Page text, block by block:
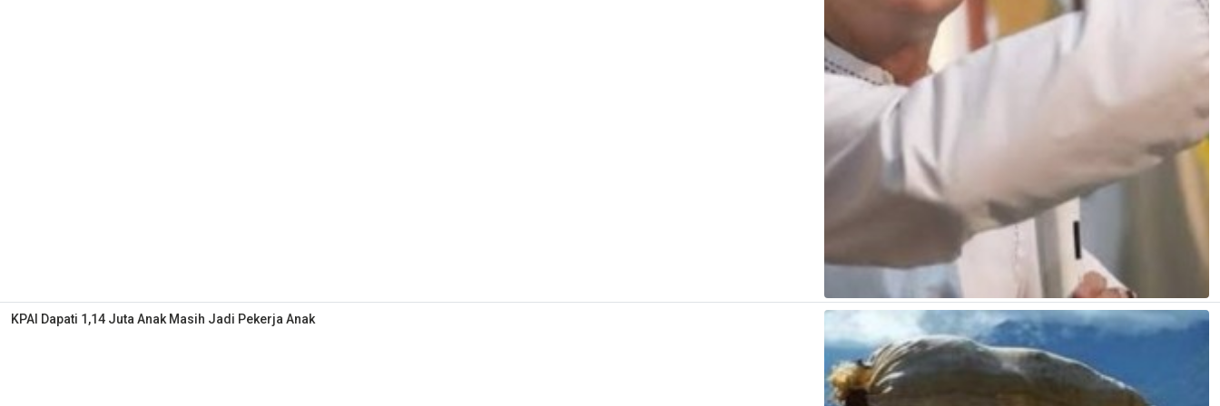
KPAI Dapati 1,14 Juta Anak Masih Jadi Pekerja Anak